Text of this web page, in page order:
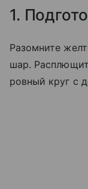
1.
Разомните
шар.
ровный круг с